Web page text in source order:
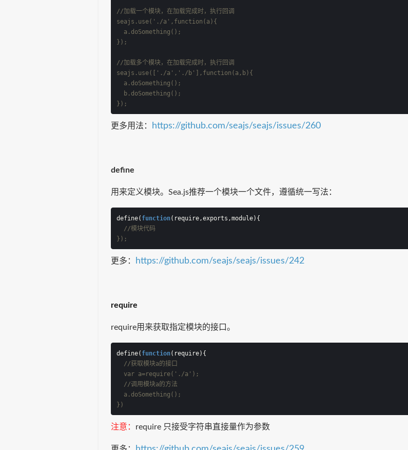
//加载一个模块，在加载完成时，执行回调
seajs.use('./a',function(a){
a.doSomething();
});
//加载多个模块，在加载完成时，执行回调
seajs.use(['./a','./b'],function(a,b){
a.doSomething();
b.doSomething();
});
更多用法： https://github.com/seajs/seajs/issues/260
define
用来定义模块。Sea.js推荐一个模块一个文件，遵循统一写法：
define( function( require,exports,module) {
//模块代码
});
更多： https://github.com/seajs/seajs/issues/242
require
require用来获取指定模块的接口。
define( function( require) {
//获取模块a的接口
var a=require('./a');
//调用模块a的方法
a.doSomething();
})
注意： require 只接受字符串直接量作为参数